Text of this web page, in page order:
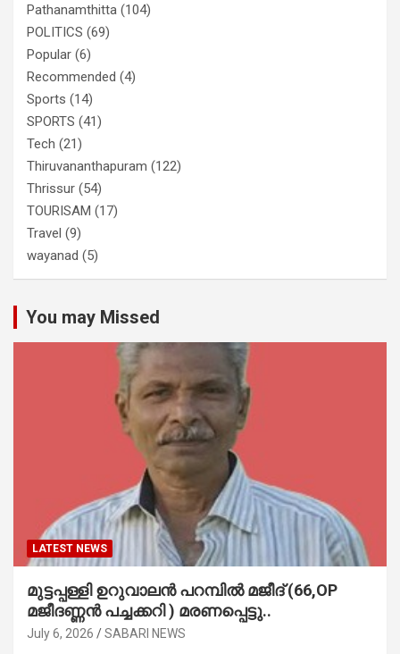
Pathanamthitta (104)
POLITICS (69)
Popular (6)
Recommended (4)
Sports (14)
SPORTS (41)
Tech (21)
Thiruvananthapuram (122)
Thrissur (54)
TOURISAM (17)
Travel (9)
wayanad (5)
You may Missed
LATEST NEWS
മുട്ടപ്പള്ളി ഉറുവാലൻ പറമ്പിൽ മജീദ് (66,OP
മജീദണ്ണൻ പച്ചക്കറി ) മരണപ്പെട്ടു..
July 6, 2026 SABARI NEWS